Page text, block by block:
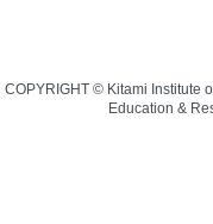
COPYRIGHT © Kitami Institute
Education &